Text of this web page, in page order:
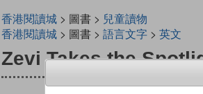
香港閱讀城> 圖書 > 兒童讀物
香港閱讀城> 圖書 > 語言文字> 英文
Zevi Takes the